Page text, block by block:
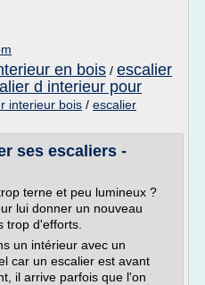
en bois / escalier
d interieur pour
interieur bois / escalier
ses escaliers -
terne et peu lumineux ?
lui donner un nouveau
trop d'efforts.
un intérieur avec un
car un escalier est avant
il arrive parfois que l'on